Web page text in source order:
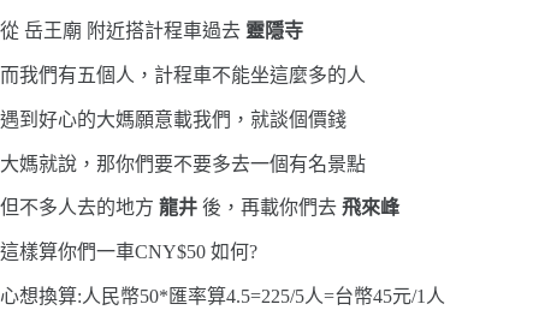
從 岳王廟 附近搭計程車過去 靈隱寺
而我們有五個人，計程車不能坐這麼多的人
遇到好心的大媽願意載我們，就談個價錢
大媽就說，那你們要不要多去一個有名景點
但不多人去的地方 龍井 後，再載你們去 飛來峰
這樣算你們一車CNY$50 如何?
心想換算:人民幣50*匯率算4.5=225/5人=台幣45元/1人